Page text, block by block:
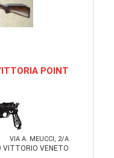
POINT
VIA A. MEUCCI, 2/A
VITTORIO VENETO